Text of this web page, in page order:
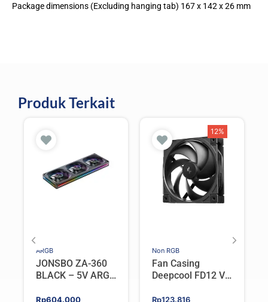
Package dimensions (Excluding hanging tab) 167 x 142 x 26 mm
Produk Terkait
ARGB
JONSBO ZA-360
BLACK – 5V ARGB
Rp604.000
12%
Non RGB
Fan Casing
Deepcool FD12 V2
120mm Single
Original
Rp123.816
Current